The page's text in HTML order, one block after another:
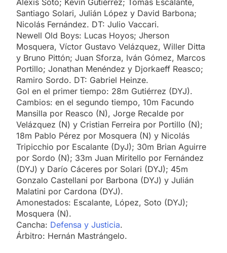
Alexis Soto; Kevin Gutiérrez; Tomás Escalante,
Santiago Solari, Julián López y David Barbona;
Nicolás Fernández. DT: Julio Vaccari.
Newell Old Boys: Lucas Hoyos; Jherson
Mosquera, Víctor Gustavo Velázquez, Willer Ditta
y Bruno Pittón; Juan Sforza, Iván Gómez, Marcos
Portillo; Jonathan Menéndez y Djorkaeff Reasco;
Ramiro Sordo. DT: Gabriel Heinze.
Gol en el primer tiempo: 28m Gutiérrez (DYJ).
Cambios: en el segundo tiempo, 10m Facundo
Mansilla por Reasco (N), Jorge Recalde por
Velázquez (N) y Cristian Ferreira por Portillo (N);
18m Pablo Pérez por Mosquera (N) y Nicolás
Tripicchio por Escalante (DyJ); 30m Brian Aguirre
por Sordo (N); 33m Juan Miritello por Fernández
(DYJ) y Darío Cáceres por Solari (DYJ); 45m
Gonzalo Castellani por Barbona (DYJ) y Julián
Malatini por Cardona (DYJ).
Amonestados: Escalante, López, Soto (DYJ);
Mosquera (N).
Cancha: Defensa y Justicia.
Árbitro: Hernán Mastrángelo.